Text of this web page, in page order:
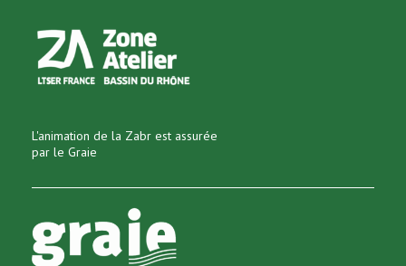
L'animation de la Zabr est assurée
par le Graie